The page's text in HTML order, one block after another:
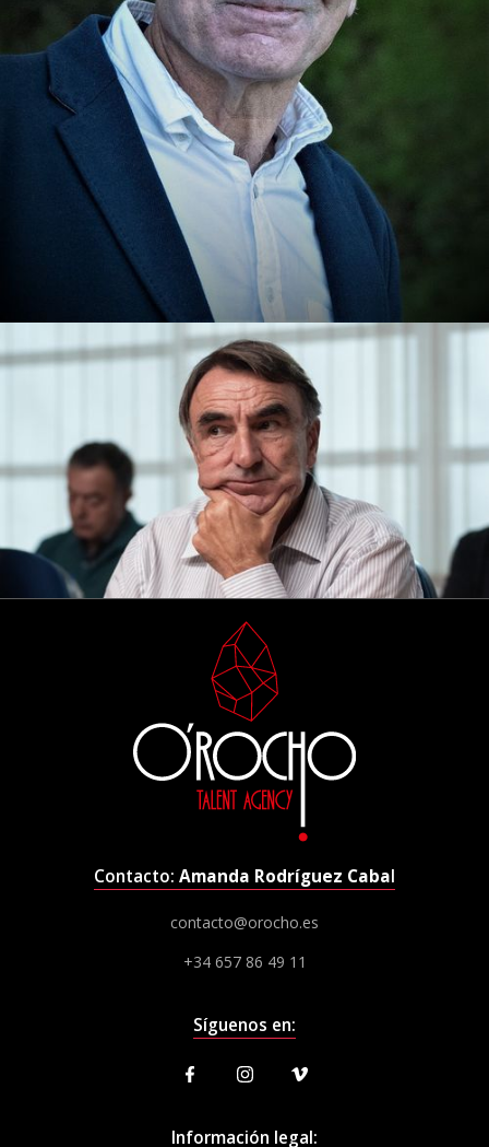
Contacto: Amanda Rodríguez Cabal
contacto@orocho.es
+34 657 86 49 11
Síguenos en:
Información legal: